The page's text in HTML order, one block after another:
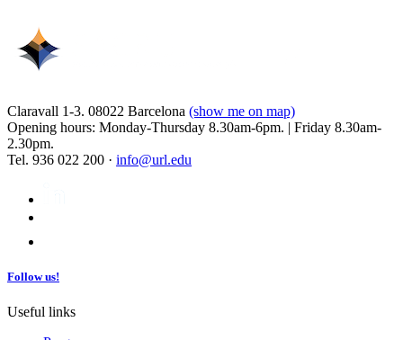
Claravall 1-3. 08022 Barcelona (show me on map)
Opening hours: Monday-Thursday 8.30am-6pm. | Friday 8.30am-
2.30pm.
Tel. 936 022 200 · info@url.edu
Follow us!
Useful links